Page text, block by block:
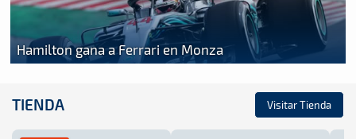
Hamilton gana a Ferrari en Monza
TIENDA Visitar Tienda